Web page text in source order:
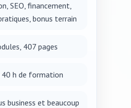
SEO, financement,
bonus terrain
407 pages
40 h de formation
business et beaucoup